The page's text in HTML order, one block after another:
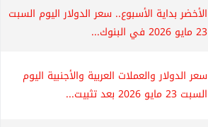
الأخضر بداية الأسبوع.. سعر الدولار اليوم السبت
23 مايو 2026 في البنوك...
سعر الدولار والعملات العربية والأجنبية اليوم
السبت 23 مايو 2026 بعد تثبيت...